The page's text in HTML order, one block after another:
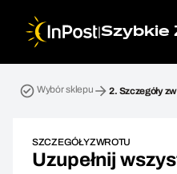
|Szybkie
Wybór sklepu 2. Szczegóły
SZCZEGÓŁY ZWROTU
Uzupełnij